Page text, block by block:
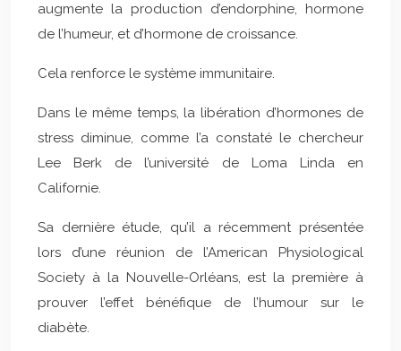
augmente la production d’endorphine, hormone
de l’humeur, et d’hormone de croissance.
Cela renforce le système immunitaire.
Dans le même temps, la libération d’hormones de
stress diminue, comme l’a constaté le chercheur
Lee Berk de l’université de Loma Linda en
Californie.
Sa dernière étude, qu’il a récemment présentée
lors d’une réunion de l’American Physiological
Society à la Nouvelle-Orléans, est la première à
prouver l’effet bénéfique de l’humour sur le
diabète.